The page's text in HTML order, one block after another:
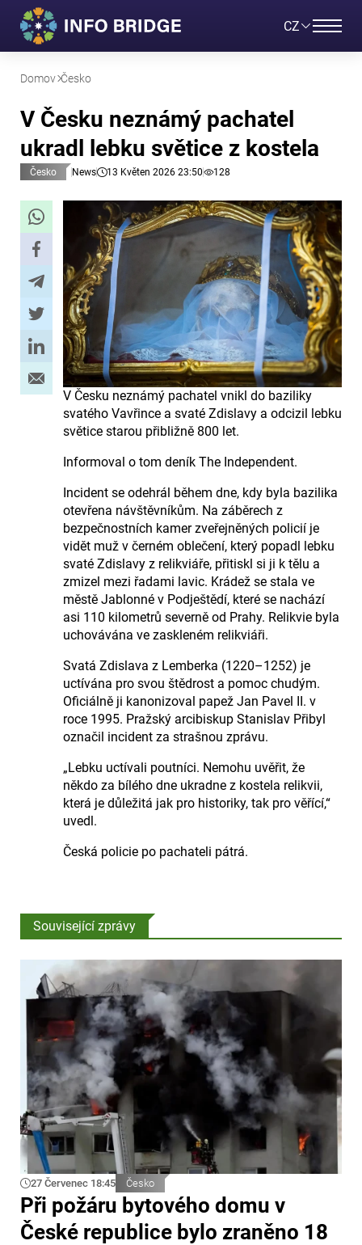
CZ
Domov Česko
V Česku neznámý pachatel
ukradl lebku světice z kostela
Česko News 13 Květen 2026 23:50 128
V Česku neznámý pachatel vnikl do baziliky
svatého Vavřince a svaté Zdislavy a odcizil lebku
světice starou přibližně 800 let.
Informoval o tom deník The Independent.
Incident se odehrál během dne, kdy byla bazilika
otevřena návštěvníkům. Na záběrech z
bezpečnostních kamer zveřejněných policií je
vidět muž v černém oblečení, který popadl lebku
svaté Zdislavy z relikviáře, přitiskl si ji k tělu a
zmizel mezi řadami lavic. Krádež se stala ve
městě Jablonné v Podještědí, které se nachází
asi 110 kilometrů severně od Prahy. Relikvie byla
uchovávána ve zaskleném relikviáři.
Svatá Zdislava z Lemberka (1220–1252) je
uctívána pro svou štědrost a pomoc chudým.
Oficiálně ji kanonizoval papež Jan Pavel II. v
roce 1995. Pražský arcibiskup Stanislav Přibyl
označil incident za strašnou zprávu.
„Lebku uctívali poutníci. Nemohu uvěřit, že
někdo za bílého dne ukradne z kostela relikvii,
která je důležitá jak pro historiky, tak pro věřící,“
uvedl.
Česká policie po pachateli pátrá.
Související zprávy
27 Červenec 18:45 Česko
Při požáru bytového domu v
České republice bylo zraněno 18